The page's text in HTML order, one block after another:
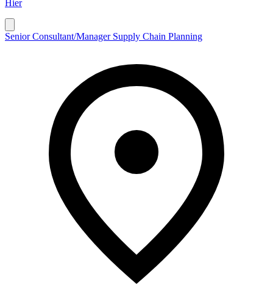
Hier
Senior Consultant/Manager Supply Chain Planning